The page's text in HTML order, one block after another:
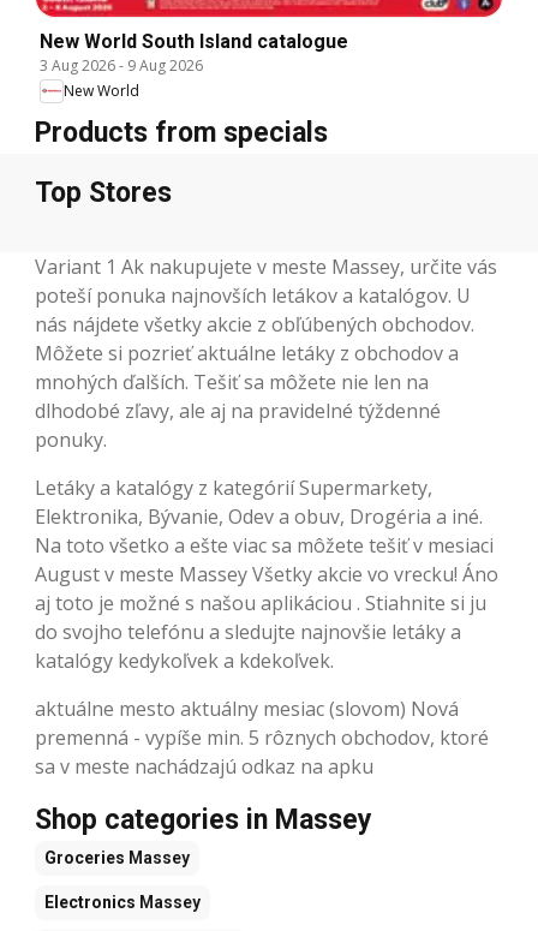
New World South Island catalogue
3 Aug 2026- 9 Aug 2026
New World
Products from specials
Top Stores
Variant 1 Ak nakupujete v meste Massey, určite vás
poteší ponuka najnovších letákov a katalógov. U
nás nájdete všetky akcie z obľúbených obchodov.
Môžete si pozrieť aktuálne letáky z obchodov a
mnohých ďalších. Tešiť sa môžete nie len na
dlhodobé zľavy, ale aj na pravidelné týždenné
ponuky.
Letáky a katalógy z kategórií Supermarkety,
Elektronika, Bývanie, Odev a obuv, Drogéria a iné.
Na toto všetko a ešte viac sa môžete tešiť v mesiaci
August v meste Massey Všetky akcie vo vrecku! Áno
aj toto je možné s našou aplikáciou . Stiahnite si ju
do svojho telefónu a sledujte najnovšie letáky a
katalógy kedykoľvek a kdekoľvek.
aktuálne mesto aktuálny mesiac (slovom) Nová
premenná - vypíše min. 5 rôznych obchodov, ktoré
sa v meste nachádzajú odkaz na apku
Shop categories in Massey
Groceries Massey
Electronics Massey